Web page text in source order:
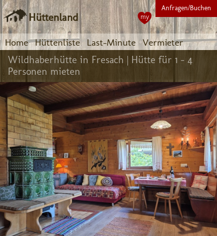
Hüttenland
Home Hüttenliste Last-Minute Vermieter
Anfragen/Buchen
my
Wildhaberhütte in Fresach | Hütte für 1 - 4
Personen mieten